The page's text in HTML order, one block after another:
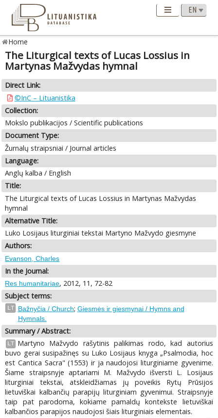
Home
The Liturgical texts of Lucas Lossius in
Martynas Mažvydas hymnal
Direct Link:
©InC – Lituanistika
Collection:
Mokslo publikacijos / Scientific publications
Document Type:
Žurnalų straipsniai / Journal articles
Language:
Anglų kalba / English
Title:
The Liturgical texts of Lucas Lossius in Martynas Mažvydas
hymnal
Alternative Title:
Luko Losijaus liturginiai tekstai Martyno Mažvydo giesmyne
Authors:
Evanson, Charles
In the Journal:
Res humanitariae, 2012, 11, 72-82
Subject terms:
LT Bažnyčia / Church; Giesmės ir giesmynai / Hymns and
Hymnals.
Summary / Abstract:
LT
Martyno Mažvydo rašytinis palikimas rodo, kad autorius
buvo gerai susipažinęs su Luko Losijaus knyga „Psalmodia, hoc
est Cantica Sacra" (1553) ir ja naudojosi liturginiame gyvenime.
Šiame straipsnyje aptariami M. Mažvydo išversti L. Losijaus
liturginiai tekstai, atskleidžiamas jų poveikis Rytų Prūsijos
lietuviškai kalbančių parapijų liturginiam gyvenimui. Straipsnyje
taip pat parodoma, kokiame pamaldų kontekste lietuviškai
kalbančios parapijos naudojosi šiais liturginiais elementais.